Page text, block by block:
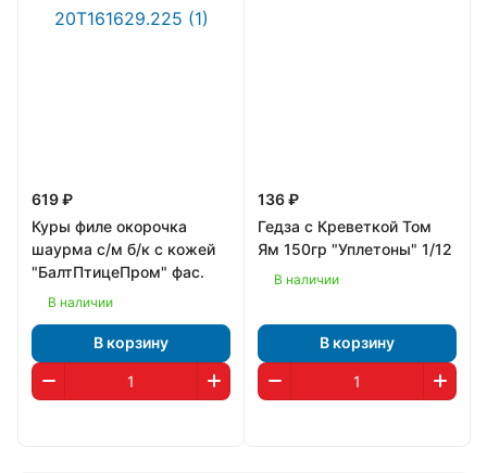
619 ₽
Куры филе окорочка
шаурма с/м б/к с кожей
"БалтПтицеПром" фас.
В наличии
В корзину
136 ₽
Гедза с Креветкой Том
Ям 150гр "Уплетоны" 1/12
В наличии
В корзину